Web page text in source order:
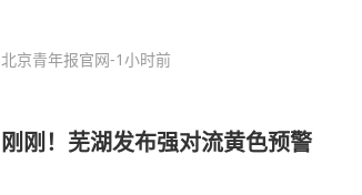
北京青年报官网-1小时前
刚刚！芜湖发布强对流黄色预警